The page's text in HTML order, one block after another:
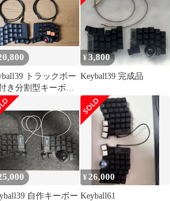
トラックボー
き分割型キーボー
¥3,800
Keyball39 完成品
自作キーボー
¥26,000
Keyball61